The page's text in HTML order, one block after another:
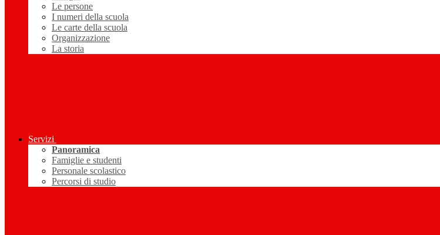
Le persone
I numeri della scuola
Le carte della scuola
Organizzazione
La storia
Servizi
Panoramica
Famiglie e studenti
Personale scolastico
Percorsi di studio